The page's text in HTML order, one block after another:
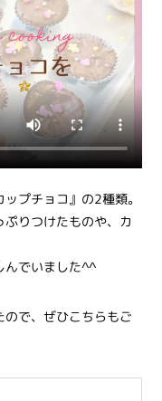
プチョコ』の2種類。
りつけたものや、カ
んでいました^^
で、ぜひこちらもご